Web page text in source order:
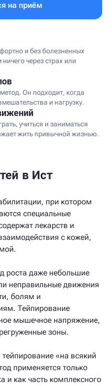
на приём
и без болезненных
через страх или
Он подходит, когда
и нагрузку.
учиться и заниматься
жить привычной жизнью.
в Ист
при котором
специальные
лекарств и
с кожей,
роста даже небольшие
неправильные движения
болям и
Тейпирование
мышечное напряжение,
зоны.
«на всякий
применяется только
и как часть комплексного